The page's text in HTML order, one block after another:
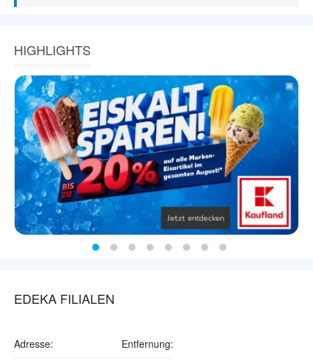
HIGHLIGHTS
EDEKA FILIALEN
Adresse: Entfernung: